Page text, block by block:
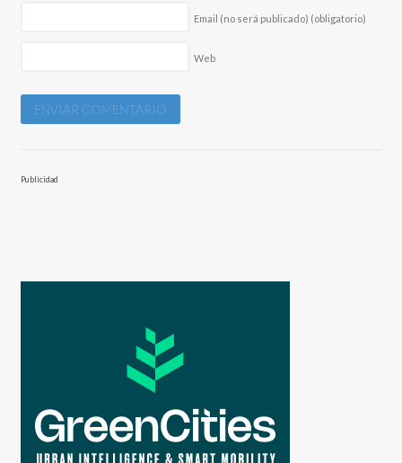
Email (no será publicado) (obligatorio)
Web
Publicidad